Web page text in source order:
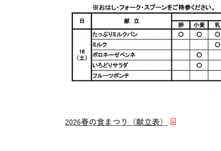
2026春の食まつり（献立表）